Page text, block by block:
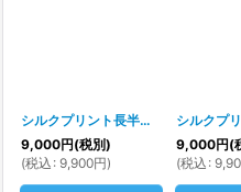
シルクプリント長半纏 s9556]
9,000円(税別)
(税込 : 9,900円)
9,000円(
(税込 :